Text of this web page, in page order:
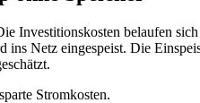
Investitionskosten belaufen
Netz eingespeist. Die
Stromkosten.